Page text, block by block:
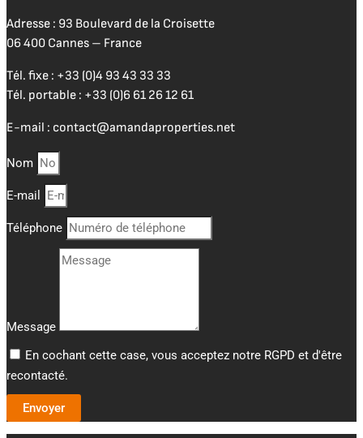
Adresse : 93 Boulevard de la Croisette
06 400 Cannes – France
Tél. fixe : +33 (0)4 93 43 33 33
Tél. portable : +33 (0)6 61 26 12 61
E-mail : contact@amandaproperties.net
Nom
E-mail
Téléphone
Message
En cochant cette case, vous acceptez notre RGPD et d'être
recontacté.
Envoyer